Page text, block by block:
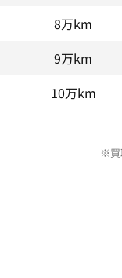
8万km
9万km
10万km
※買